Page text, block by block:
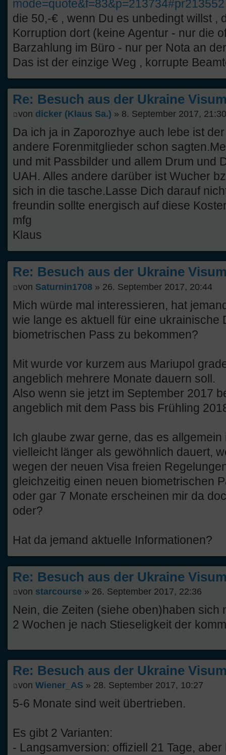
mode=quote&f=83&p=213734#pr213552
die 50,-€ , wenn Du es unbedingt willst ,
Korruption dort (keine Agentur - nur die
Barzahlung im Büro - nur per Nota an
Das ist der einzige Weg , korrupte
Re: Besuch aus der Ukraine
von dicker (Klaus Sa.) » 8. September 2017, 21:30
Da ich ja in Zaporozhye auch lebe ist
andere Forenmitglieder schon
und mit Passbilder und allem Drum und
UAH. Alles andere darüber ist Wucher
sich in die tasche.Lasse Dich darauf
freundin sollte energisch auf diese
mfg
Klaus
Re: Besuch aus der Ukraine
von Saturnin1708 » 26. September 2017, 20:44
Mich würde mal interessieren, hat
wie lange es aktuell für eine ukrainische
biometrischen Pass zu bekommen?
Mit wurde vor kurzem aus Mariupol
angeblich mehrere Monate dauern soll.
Also wenn sie jetzt im September 2017
angeblich mit dem Pass bis Frühling
Ich glaube zwar gerne, das es
vielleicht länger als gewöhnlich dauert,
wegen der neuen Visa freien
gleichzeitig einen neuen biometrischen
oder gar 7 Monate erscheinen mir da
oder?
Hat da jemand aktuelle Informationen?
Re: Besuch aus der Ukraine
von starcourse » 26. September 2017, 22:36
Nein, die Zeiten (siehe oben)haben sich
2 Wochen je nach Stieseligkeit der
Re: Besuch aus der Ukraine
von Wiener_AS » 28. September 2017, 10:27
5-6 Monate sind weit übertrieben.
Es gibt 2 Varianten:
- Langsamversion: offiziell 21 Tage,